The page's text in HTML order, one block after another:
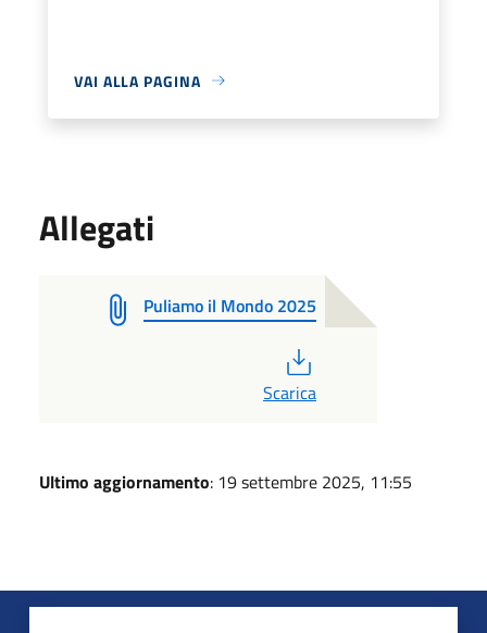
VAI ALLA PAGINA
Allegati
Puliamo il Mondo 2025
Scarica
Ultimo aggiornamento: 19 settembre 2025, 11:55